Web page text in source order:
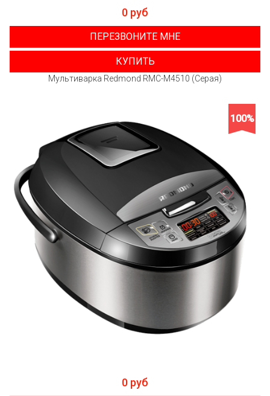
0 руб
ПЕРЕЗВОНИТЕ МНЕ
КУПИТЬ
Мультиварка Redmond RMC-M4510 (Серая)
100%
0 руб